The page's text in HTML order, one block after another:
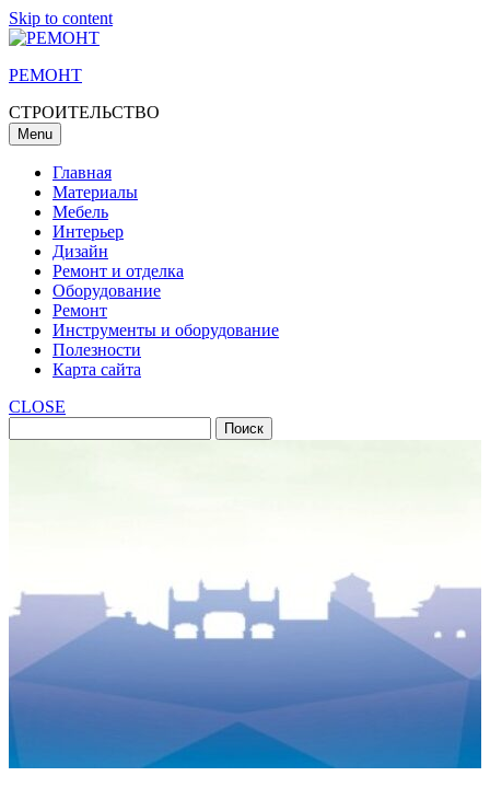
Skip to content
РЕМОНТ
СТРОИТЕЛЬСТВО
Menu
Главная
Материалы
Мебель
Интерьер
Дизайн
Ремонт и отделка
Оборудование
Ремонт
Инструменты и оборудование
Полезности
Карта сайта
CLOSE